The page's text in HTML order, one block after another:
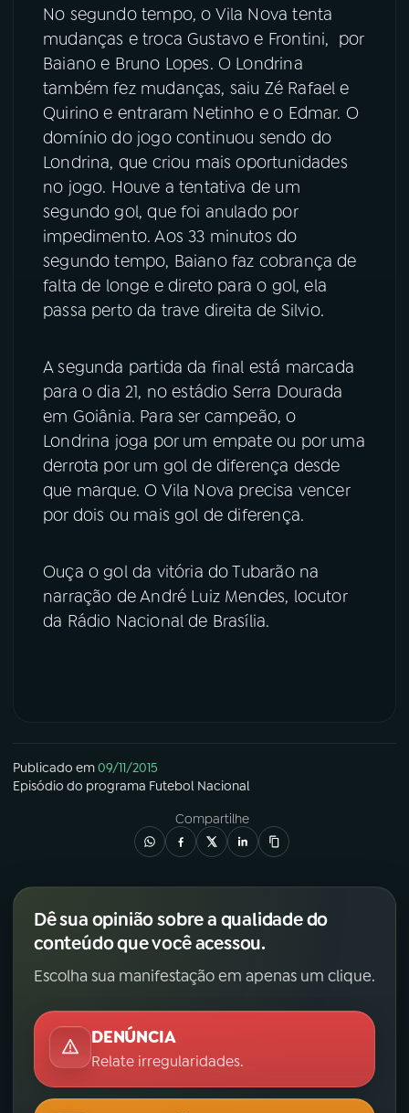
No segundo tempo, o Vila Nova tenta
mudanças e troca Gustavo e Frontini, por
Baiano e Bruno Lopes. O Londrina
também fez mudanças, saiu Zé Rafael e
Quirino e entraram Netinho e o Edmar. O
domínio do jogo continuou sendo do
Londrina, que criou mais oportunidades
no jogo. Houve a tentativa de um
segundo gol, que foi anulado por
impedimento. Aos 33 minutos do
segundo tempo, Baiano faz cobrança de
falta de longe e direto para o gol, ela
passa perto da trave direita de Silvio.
A segunda partida da final está marcada
para o dia 21, no estádio Serra Dourada
em Goiânia. Para ser campeão, o
Londrina joga por um empate ou por uma
derrota por um gol de diferença desde
que marque. O Vila Nova precisa vencer
por dois ou mais gol de diferença.
Ouça o gol da vitória do Tubarão na
narração de André Luiz Mendes, locutor
da Rádio Nacional de Brasília.
Publicado em09/11/2015
Episódio do programa Futebol Nacional
Compartilhe
Dê sua opinião sobre a qualidade do
conteúdo que você acessou.
Escolha sua manifestação em apenas um clique.
DENÚNCIA
Relate irregularidades.